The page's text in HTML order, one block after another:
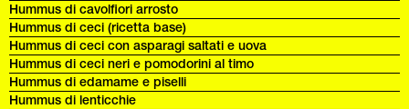
Hummus di cavolfiori arrosto
Hummus di ceci (ricetta base)
Hummus di ceci con asparagi saltati e uova
Hummus di ceci neri e pomodorini al timo
Hummus di edamame e piselli
Hummus di lenticchie